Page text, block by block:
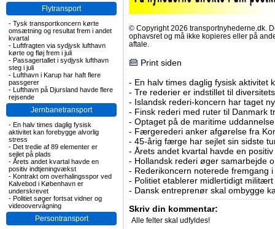
Flytransport
- Tysk transportkoncern kørte
omsætning og resultat frem i andet
kvartal
- Luftfragten via sydjysk lufthavn
kørte og fløj frem i juli
- Passagertallet i sydjysk lufthavn
steg i juli
- Lufthavn i Karup har haft flere
passgerer
- Lufthavn på Djursland havde flere
rejsende
Jernbanetransport
- En halv times daglig fysisk
aktivitet kan forebygge alvorlig
stress
- Det tredie af 89 elementer er
sejlet på plads
- Årets andet kvartal havde en
positiv indtjeningvækst
- Kontrakt om overhalingsspor ved
Kalvebod i København er
underskrevet
- Politiet søger fortsat vidner og
videoovervågning
Persontransport
© Copyright 2026 transportnyhederne.dk.
ophavsret og må ikke kopieres eller på
aftale.
Print siden
- En halv times daglig fysisk aktivitet
- Tre rederier er indstillet til
- Islandsk rederi-koncern har taget
- Finsk rederi med ruter til Danmark
- Optaget på de maritime
- Færgerederi anker afgørelse fra
- 45-årig færge har sejlet sin sidste
- Årets andet kvartal havde en
- Hollandsk rederi øger samarbejde
- Rederikoncern noterede fremgang
- Politiet etablerer midlertidigt
- Dansk entreprenør skal ombygge
Skriv din kommentar:
Alle felter skal udfyldes!